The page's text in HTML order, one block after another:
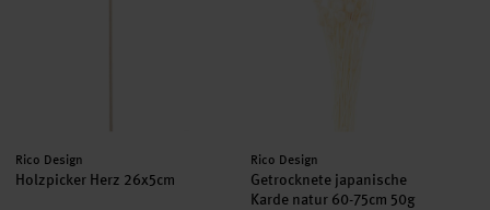
Hersteller:
Rico Design
Holzpicker Herz 26x5cm
Hersteller:
Rico Design
Getrocknete japanische
Karde natur 60-75cm 50g